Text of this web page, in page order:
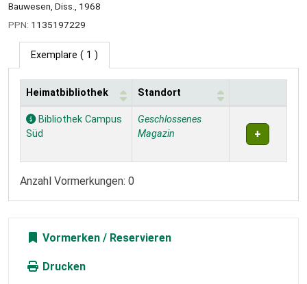
Bauwesen, Diss., 1968
PPN: 1135197229
Exemplare ( 1 )
Exemplare
Heimatbibliothek Standort
Bibliothek Campus
Süd
Geschlossenes
Magazin
Anzahl Vormerkungen: 0
Vormerken
Drucken